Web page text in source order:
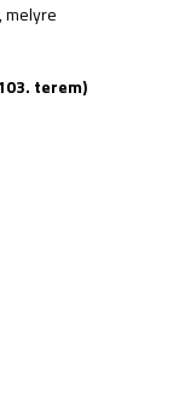
melyre
terem)